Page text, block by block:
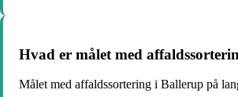
Hvad er målet med
Målet med affaldssortering i Ballerup på